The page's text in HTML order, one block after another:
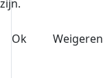
zijn.
Ok Weigeren